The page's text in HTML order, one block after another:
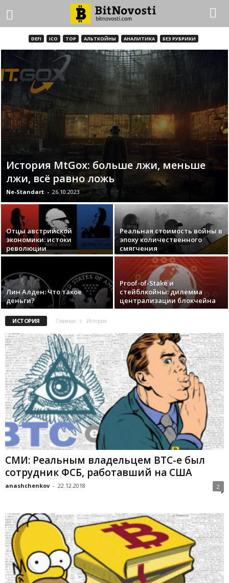
DEFI ICO TOP АЛЬТКОЙНЫ АНАЛИТИКА БЕЗ РУБРИКИ
История MtGox: больше лжи, меньше
лжи, всё равно ложь
Ne-Standart - 26.10.2023
Отцы австрийской
экономики: истоки
революции
Реальная стоимость войны в
эпоху количественного
смягчения
Лин Алден: Что такое
деньги?
Proof-of-Stake и
стейблкойны: дилемма
централизации блокчейна
ИСТОРИЯ Главная История
СМИ: Реальным владельцем BTC-e был
сотрудник ФСБ, работавший на США
anashchenkov - 22.12.2018 2